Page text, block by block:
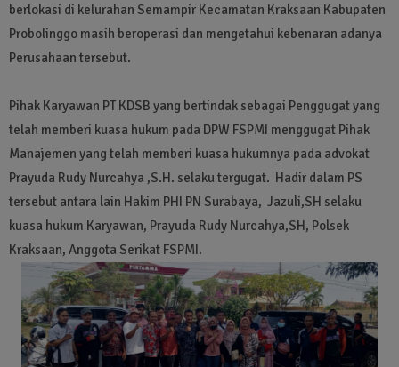
berlokasi di kelurahan Semampir Kecamatan Kraksaan Kabupaten
Probolinggo masih beroperasi dan mengetahui kebenaran adanya
Perusahaan tersebut.
Pihak Karyawan PT KDSB yang bertindak sebagai Penggugat yang
telah memberi kuasa hukum pada DPW FSPMI menggugat Pihak
Manajemen yang telah memberi kuasa hukumnya pada advokat
Prayuda Rudy Nurcahya ,S.H. selaku tergugat. Hadir dalam PS
tersebut antara lain Hakim PHI PN Surabaya, Jazuli,SH selaku
kuasa hukum Karyawan, Prayuda Rudy Nurcahya,SH, Polsek
Kraksaan, Anggota Serikat FSPMI.